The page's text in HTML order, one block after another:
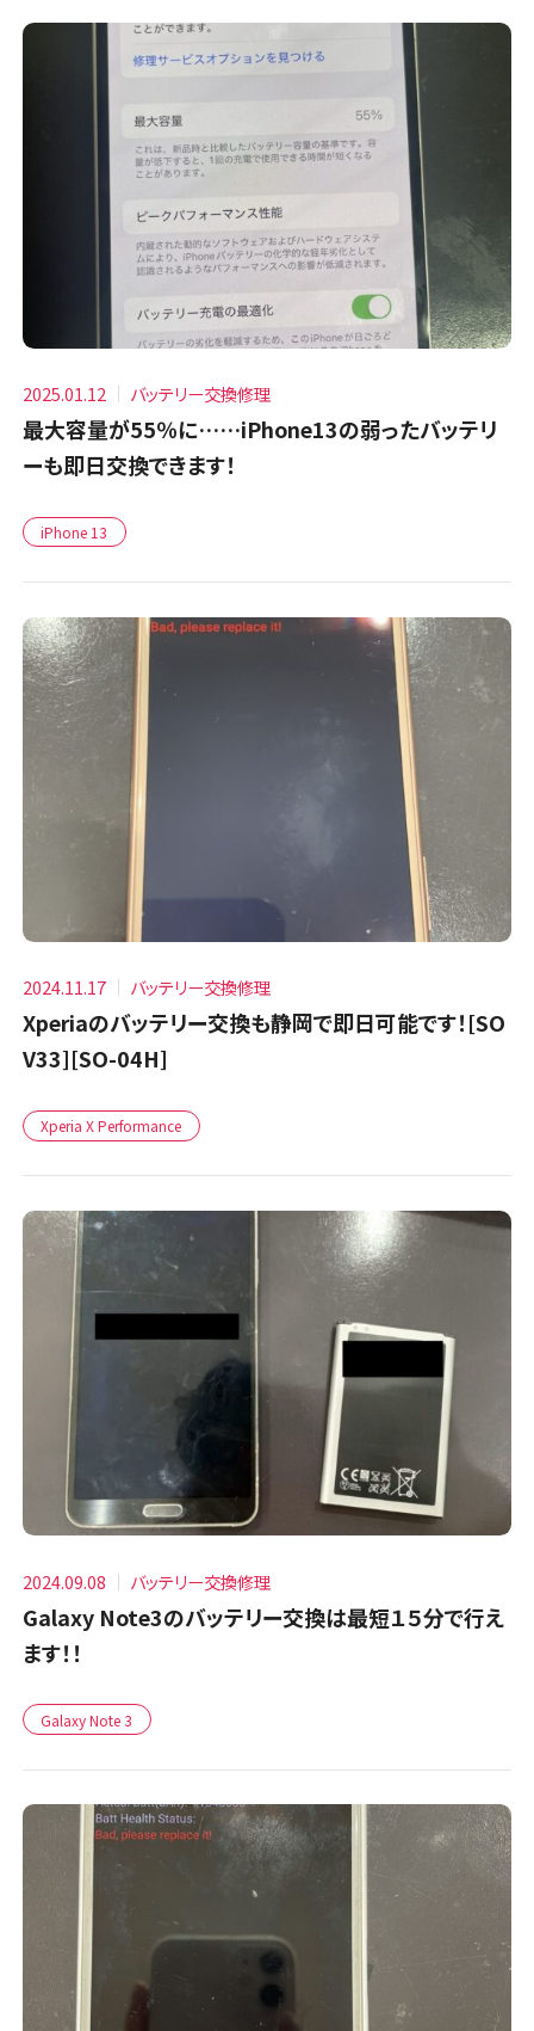
2025.01.12 バッテリー交換修理
最大容量が55％に……iPhone13の弱ったバッテリ
ーも即日交換できます！
iPhone 13
2024.11.17 バッテリー交換修理
Xperiaのバッテリー交換も静岡で即日可能です！[SO
V33][SO-04H]
Xperia X Performance
2024.09.08 バッテリー交換修理
Galaxy Note3のバッテリー交換は最短１５分で行え
ます！！
Galaxy Note 3